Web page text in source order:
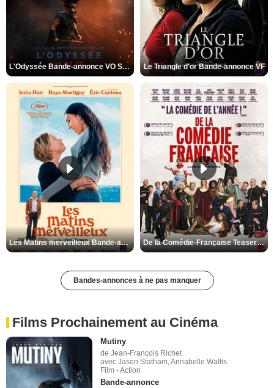
L'Odyssée Bande-annonce VO STFR Le Triangle d'or Bande-annonce VF
Les Matins merveilleux Bande-annonce VF De la Comédie-Française Teaser VF
Bandes-annonces à ne pas manquer
Films Prochainement au Cinéma
Mutiny
de Jean-François Richet
avec Jason Statham, Annabelle Wallis
Film - Action
Bande-annonce